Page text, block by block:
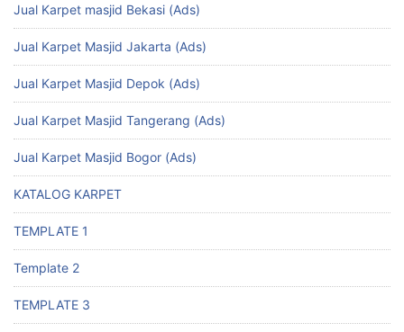
Jual Karpet masjid Bekasi (Ads)
Jual Karpet Masjid Jakarta (Ads)
Jual Karpet Masjid Depok (Ads)
Jual Karpet Masjid Tangerang (Ads)
Jual Karpet Masjid Bogor (Ads)
KATALOG KARPET
TEMPLATE 1
Template 2
TEMPLATE 3